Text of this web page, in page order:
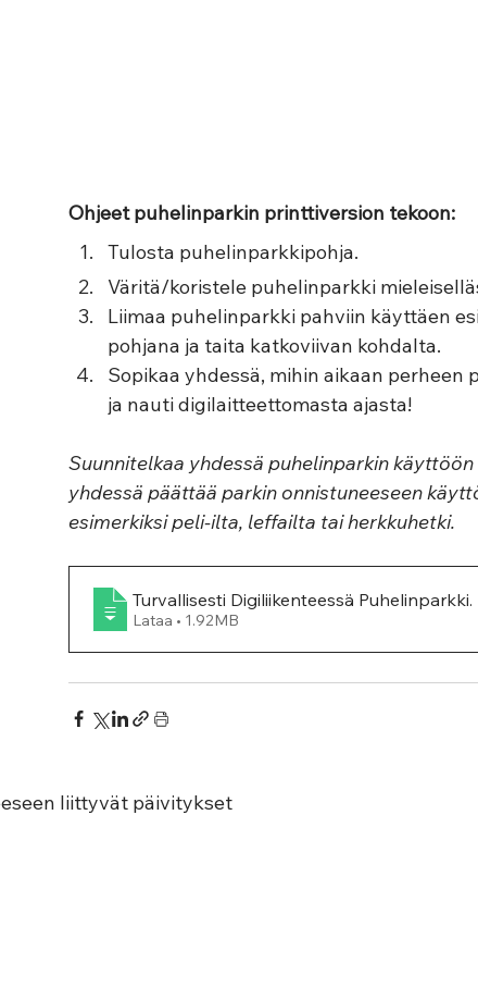
Ohjeet puhelinparkin printtiversion tekoon:
Tulosta puhelinparkkipohja.
Väritä/koristele puhelinparkki
Liimaa puhelinparkki pahviin käyttäen
pohjana ja taita katkoviivan kohdalta.
Sopikaa yhdessä, mihin aikaan
ja nauti digilaitteettomasta ajasta!
Suunnitelkaa yhdessä puhelinparkin
yhdessä päättää parkin onnistuneeseen
esimerkiksi peli-ilta, leffailta tai herkkuhetki.
Turvallisesti Digiliikenteessä Puhelinparkki.
Lataa • 1.92MB
liittyvät päivitykset